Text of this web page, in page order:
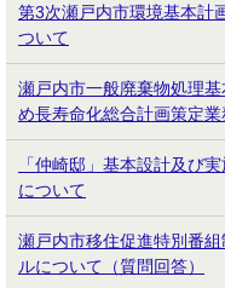
第3次瀬戸内市環境基本計
ついて
瀬戸内市一般廃棄物処理
め長寿命化総合計画策定
「仲崎邸」基本設計及び
について
瀬戸内市移住促進特別番
ルについて（質問回答）